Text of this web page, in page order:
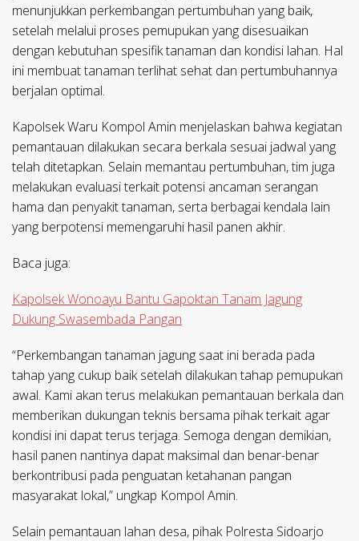
menunjukkan perkembangan pertumbuhan yang baik,
setelah melalui proses pemupukan yang disesuaikan
dengan kebutuhan spesifik tanaman dan kondisi lahan. Hal
ini membuat tanaman terlihat sehat dan pertumbuhannya
berjalan optimal.
Kapolsek Waru Kompol Amin menjelaskan bahwa kegiatan
pemantauan dilakukan secara berkala sesuai jadwal yang
telah ditetapkan. Selain memantau pertumbuhan, tim juga
melakukan evaluasi terkait potensi ancaman serangan
hama dan penyakit tanaman, serta berbagai kendala lain
yang berpotensi memengaruhi hasil panen akhir.
Baca juga:
Kapolsek Wonoayu Bantu Gapoktan Tanam Jagung
Dukung Swasembada Pangan
“Perkembangan tanaman jagung saat ini berada pada
tahap yang cukup baik setelah dilakukan tahap pemupukan
awal. Kami akan terus melakukan pemantauan berkala dan
memberikan dukungan teknis bersama pihak terkait agar
kondisi ini dapat terus terjaga. Semoga dengan demikian,
hasil panen nantinya dapat maksimal dan benar-benar
berkontribusi pada penguatan ketahanan pangan
masyarakat lokal,” ungkap Kompol Amin.
Selain pemantauan lahan desa, pihak Polresta Sidoarjo